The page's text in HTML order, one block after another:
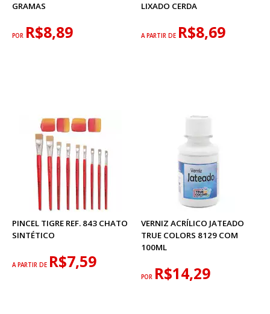
GRAMAS
POR R$8,89
LIXADO CERDA
A PARTIR DE R$8,69
PINCEL TIGRE REF. 843 CHATO
SINTÉTICO
A PARTIR DE R$7,59
VERNIZ ACRÍLICO JATEADO
TRUE COLORS 8129 COM
100ML
POR R$14,29